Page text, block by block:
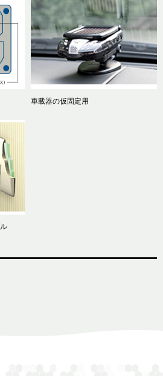
車載器の仮固定用